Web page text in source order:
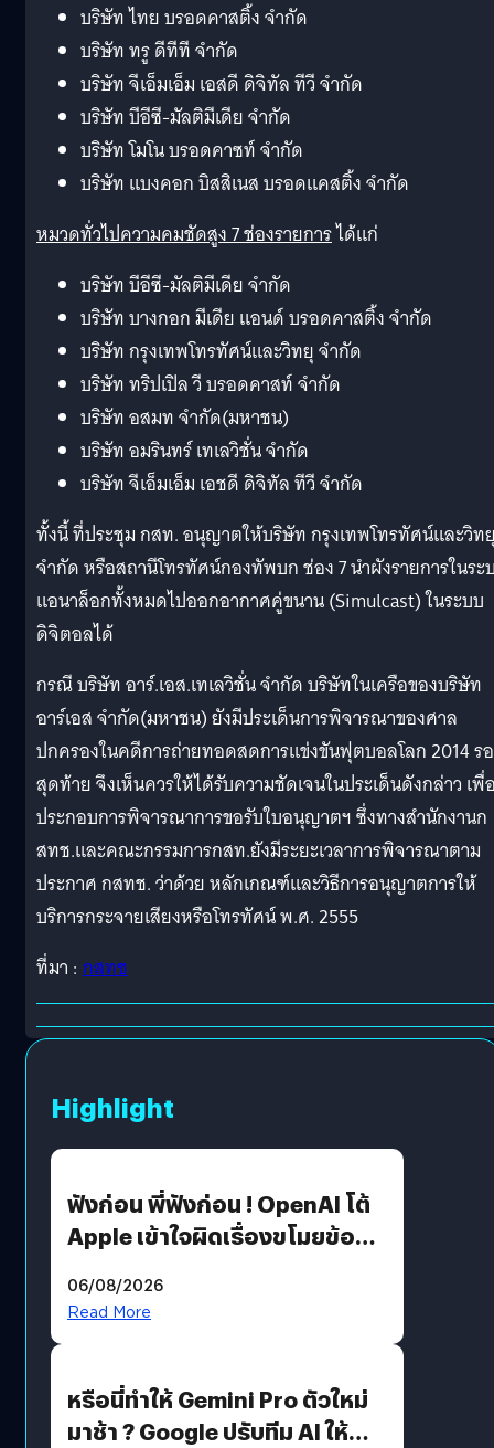
บริษัท ไทย บรอดคาสติ้ง จำกัด
บริษัท ทรู ดีทีที จำกัด
บริษัท จีเอ็มเอ็ม เอสดี ดิจิทัล ทีวี จำกัด
บริษัท บีอีซี-มัลติมีเดีย จำกัด
บริษัท โมโน บรอดคาซท์ จำกัด
บริษัท แบงคอก บิสสิเนส บรอดแคสติ้ง จำกัด
หมวดทั่วไปความคมชัดสูง 7 ช่องรายการได้แก่
บริษัท บีอีซี-มัลติมีเดีย จำกัด
บริษัท บางกอก มีเดีย แอนด์ บรอดคาสติ้ง จำกัด
บริษัท กรุงเทพโทรทัศน์และวิทยุ จำกัด
บริษัท ทริปเปิล วี บรอดคาสท์ จำกัด
บริษัท อสมท จำกัด(มหาชน)
บริษัท อมรินทร์ เทเลวิชั่น จำกัด
บริษัท จีเอ็มเอ็ม เอชดี ดิจิทัล ทีวี จำกัด
ทั้งนี้ ที่ประชุม กสท. อนุญาตให้บริษัท กรุงเทพโทรทัศน์และวิท
จำกัดหรือสถานีโทรทัศน์กองทัพบก ช่อง 7 นำผังรายการในระ
แอนาล็อกทั้งหมดไปออกอากาศคู่ขนาน (Simulcast) ในระบบ
ดิจิตอลได้
กรณี บริษัท อาร์.เอส.เทเลวิชั่น จำกัด บริษัทในเครือของบริษัท
อาร์เอสจำกัด(มหาชน) ยังมีประเด็นการพิจารณาของศาล
ปกครองในคดีการถ่ายทอดสดการแข่งขันฟุตบอลโลก 2014 ร
สุดท้าย จึงเห็นควรให้ได้รับความชัดเจนในประเด็นดังกล่าว เพื่
ประกอบการพิจารณาการขอรับใบอนุญาตฯ ซึ่งทางสำนักงานก
สทช.และคณะกรรมการกสท.ยังมีระยะเวลาการพิจารณาตาม
ประกาศ กสทช. ว่าด้วย หลักเกณฑ์และวิธีการอนุญาตการให้
บริการกระจายเสียงหรือโทรทัศน์ พ.ศ. 2555
ที่มา : กสทช
Highlight
ฟังก่อน พี่ฟังก่อน ! OpenAI โต้
Apple เข้าใจผิดเรื่องขโมยข้อมูล
06/08/2026
Read More
หรือนี่ทำให้ Gemini Pro ตัวใหม่
มาช้า ? Google ปรับทีม AI ให้